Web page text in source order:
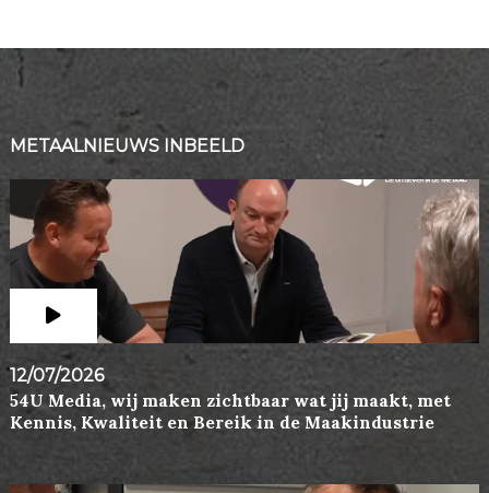
METAALNIEUWS INBEELD
12/07/2026
54U Media, wij maken zichtbaar wat jij maakt, met
Kennis, Kwaliteit en Bereik in de Maakindustrie